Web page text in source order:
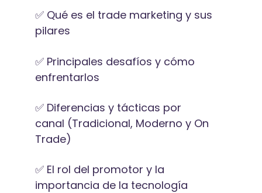
✅ Qué es el trade marketing y sus
pilares
✅ Principales desafíos y cómo
enfrentarlos
✅ Diferencias y tácticas por
canal (Tradicional, Moderno y On
Trade)
✅ El rol del promotor y la
importancia de la tecnología